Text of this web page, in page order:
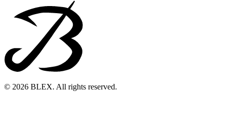
© 2026 BLEX. All rights reserved.